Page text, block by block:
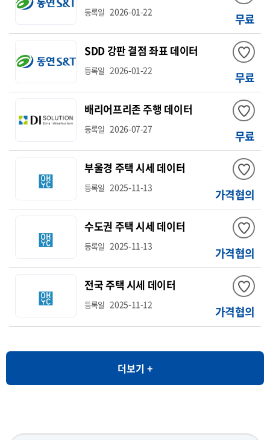
등록일 2026-01-22 무료
SDD 강판 결점 좌표 데이터
등록일 2026-01-22 무료
배리어프리존 주행 데이터
등록일 2026-07-27 무료
부울경 주택 시세 데이터
등록일 2025-11-13 가격협의
수도권 주택 시세 데이터
등록일 2025-11-13 가격협의
전국 주택 시세 데이터
등록일 2025-11-12 가격협의
더보기 +